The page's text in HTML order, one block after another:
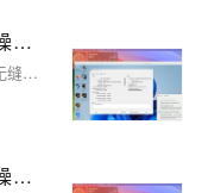
VMware Tools 12.5.2 发布 - 客户机操作系统无缝交互必备组件
VMware Tools 12.5.2 发布 - 客户机操作系统无缝交互必备组件
VMware Tools 12.5.3 发布 - 客户机操作系统无缝交互必备组件